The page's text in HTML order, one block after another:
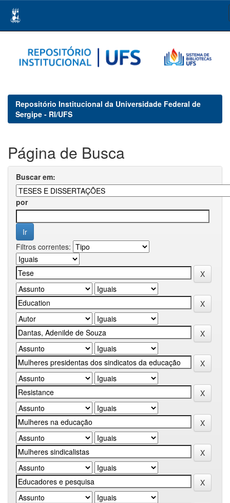
navigation
Repositório Institucional da Universidade Federal de
Sergipe - RI/UFS
Página de Busca
Buscar em:
por
Filtros correntes: